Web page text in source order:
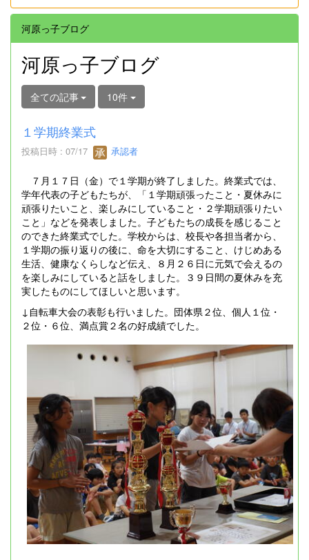
河原っ子ブログ
河原っ子ブログ
全ての記事 10件
１学期終業式
投稿日時 : 07/17 承認者
７月１７日（金）で１学期が終了しました。終業式では、
学年代表の子どもたちが、「１学期頑張ったこと・夏休みに
頑張りたいこと、楽しみにしていること・２学期頑張りたい
こと」などを発表しました。子どもたちの成長を感じること
のできた終業式でした。学校からは、校長や各担当者から、
１学期の振り返りの後に、命を大切にすること、けじめある
生活、健康なくらしなど伝え、８月２６日に元気で会えるの
を楽しみにしていると話をしました。３９日間の夏休みを充
実したものにしてほしいと思います。
↓自転車大会の表彰も行いました。団体県２位、個人１位・
２位・６位、満点賞２名の好成績でした。